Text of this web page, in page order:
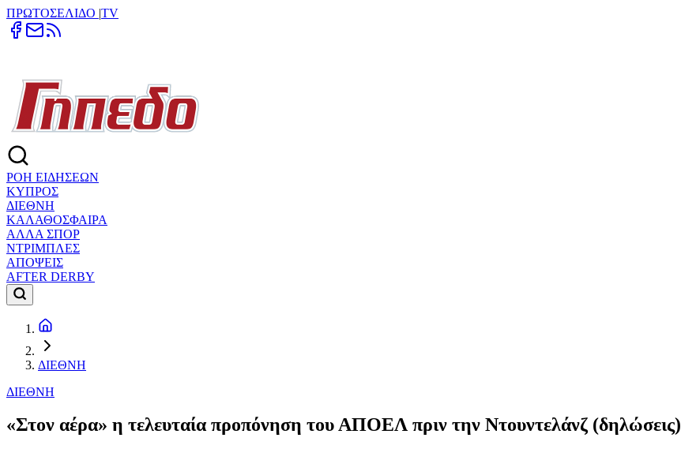
ΠΡΩΤΟΣΕΛΙΔΟ |TV
ΡΟΗ ΕΙΔΗΣΕΩΝ
ΚΥΠΡΟΣ
ΔΙΕΘΝΗ
ΚΑΛΑΘΟΣΦΑΙΡΑ
ΑΛΛΑ ΣΠΟΡ
ΝΤΡΙΜΠΛΕΣ
ΑΠΟΨΕΙΣ
AFTER DERBY
ΔΙΕΘΝΗ
ΔΙΕΘΝΗ
«Στον αέρα» η τελευταία προπόνηση του ΑΠΟΕΛ πριν την Ντουντελάνζ (δηλώσεις)